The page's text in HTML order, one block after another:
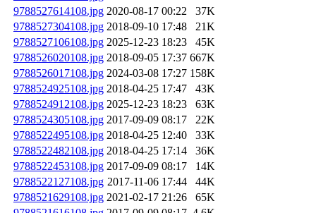
9788527614108.jpg 2020-08-17 00:22
37K
9788527304108.jpg 2018-09-10 17:48
21K
9788527106108.jpg 2025-12-23 18:23
45K
9788526020108.jpg 2018-09-05 17:37 667K
9788526017108.jpg 2024-03-08 17:27 158K
9788524925108.jpg 2018-04-25 17:47
43K
9788524912108.jpg 2025-12-23 18:23
63K
9788524305108.jpg 2017-09-09 08:17
22K
9788522495108.jpg 2018-04-25 12:40
33K
9788522482108.jpg 2018-04-25 17:14
36K
9788522453108.jpg 2017-09-09 08:17
14K
9788522127108.jpg 2017-11-06 17:44
44K
9788521629108.jpg 2021-02-17 21:26
65K